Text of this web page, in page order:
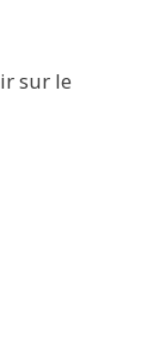
sur le